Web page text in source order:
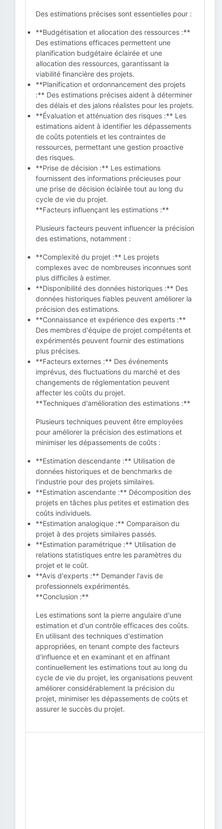
Des estimations précises sont essentielles pour :
**Budgétisation et allocation des ressources :**
Des estimations efficaces permettent une
planification budgétaire éclairée et une
allocation des ressources, garantissant la
viabilité financière des projets.
**Planification et ordonnancement des projets
:** Des estimations précises aident à déterminer
des délais et des jalons réalistes pour les projets.
**Évaluation et atténuation des risques :** Les
estimations aident à identifier les dépassements
de coûts potentiels et les contraintes de
ressources, permettant une gestion proactive
des risques.
**Prise de décision :** Les estimations
fournissent des informations précieuses pour
une prise de décision éclairée tout au long du
cycle de vie du projet.
**Facteurs influençant les estimations :**
Plusieurs facteurs peuvent influencer la précision
des estimations, notamment :
**Complexité du projet :** Les projets
complexes avec de nombreuses inconnues sont
plus difficiles à estimer.
**Disponibilité des données historiques :** Des
données historiques fiables peuvent améliorer la
précision des estimations.
**Connaissance et expérience des experts :**
Des membres d'équipe de projet compétents et
expérimentés peuvent fournir des estimations
plus précises.
**Facteurs externes :** Des événements
imprévus, des fluctuations du marché et des
changements de réglementation peuvent
affecter les coûts du projet.
**Techniques d'amélioration des estimations :**
Plusieurs techniques peuvent être employées
pour améliorer la précision des estimations et
minimiser les dépassements de coûts :
**Estimation descendante :** Utilisation de
données historiques et de benchmarks de
l'industrie pour des projets similaires.
**Estimation ascendante :** Décomposition des
projets en tâches plus petites et estimation des
coûts individuels.
**Estimation analogique :** Comparaison du
projet à des projets similaires passés.
**Estimation paramétrique :** Utilisation de
relations statistiques entre les paramètres du
projet et le coût.
**Avis d'experts :** Demander l'avis de
professionnels expérimentés.
**Conclusion :**
Les estimations sont la pierre angulaire d'une
estimation et d'un contrôle efficaces des coûts.
En utilisant des techniques d'estimation
appropriées, en tenant compte des facteurs
d'influence et en examinant et en affinant
continuellement les estimations tout au long du
cycle de vie du projet, les organisations peuvent
améliorer considérablement la précision du
projet, minimiser les dépassements de coûts et
assurer le succès du projet.